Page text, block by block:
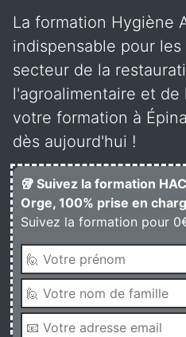
La formation Hygiène
indispensable pour
secteur de la
l'agroalimentaire et
votre formation à
dès aujourd'hui !
🥡 Suivez la formation
Orge, 100% prise en
Suivez la formation pour